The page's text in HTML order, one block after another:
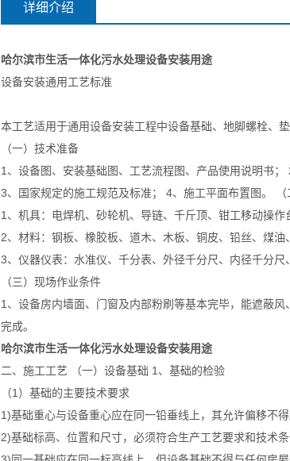
详细介绍
哈尔滨市生活一体化污水处理设备安装用途
设备安装通用工艺标准
本工艺适用于通用设备安装工程中设备基础、地脚螺栓、
（一）技术准备
1、设备图、安装基础图、工艺流程图、产品使用说明书；
3、国家规定的施工规范及标准； 4、施工平面布置图。
1、机具：电焊机、砂轮机、导链、千斤顶、钳工移动操
2、材料：钢板、橡胶板、道木、木板、铜皮、铅丝、煤
3、仪器仪表：水准仪、千分表、外径千分尺、内径千分
（三）现场作业条件
1、设备房内墙面、门窗及内部粉刷等基本完毕，能遮蔽
完成。
哈尔滨市生活一体化污水处理设备安装用途
二、施工工艺 （一）设备基础 1、基础的检验
（1）基础的主要技术要求
1)基础重心与设备重心应在同一铅垂线上，其允许偏移不
2)基础标高、位置和尺寸，必须符合生产工艺要求和技术条